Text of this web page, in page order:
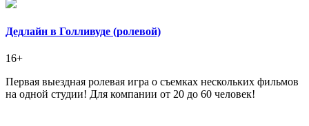
Дедлайн в Голливуде (ролевой)
16+
Первая выездная ролевая игра о съемках нескольких фильмов
на одной студии! Для компании от 20 до 60 человек!